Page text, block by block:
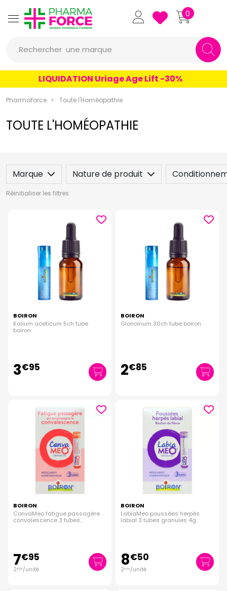
Pharmaforce Grande Pharmacie
0
Rechercher
un produit
une marque
LIQUIDATION Uriage Age Lift -30%
Pharmaforce Toute l'Homéopathie
TOUTE L'HOMÉOPATHIE
Marque Nature de produit
Réinitialiser les filtres
BOIRON
Kalium aceticum 5ch tube
boiron
3€95
BOIRON
Glonoinum 30ch tube boiron
2€85
BOIRON
ConvaMeo fatigue passagère
convalescence 3 tubes
7€95
2€65/unité
BOIRON
LabiaMeo poussées herpès
labial 3 tubes granules 4g
8€50
2€83/unité